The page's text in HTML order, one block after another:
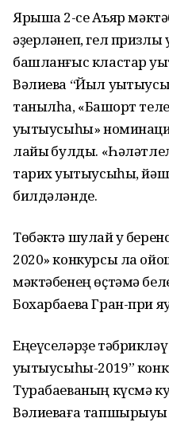
Ярышҡа 2-се Аҡъяр
әҙерләнеп, гел
башланғыс кластар
Вәлиева “Йыл
танылһа, «Башҡорт
уҡытыусыһы»
лайыҡ булды.
тарих уҡытыусыһы,
билдәләнде.
Төбәктә шулай уҡ
2020» конкурсы ла
мәктәбенең өҫтәмә
Бохарбаева Гран-при
Еңеүселәрҙе
уҡытыусыһы-2019”
Турабаеваның күсмә
Вәлиеваға